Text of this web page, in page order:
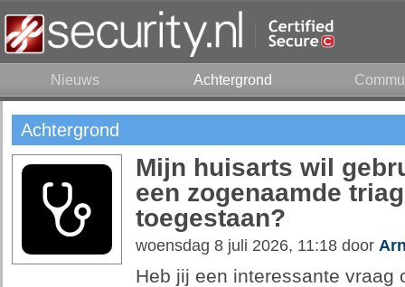
Nieuws Achtergrond
Achtergrond
Mijn huisarts wil
een zogenaamde
toegestaan?
woensdag 8 juli 2026, 11:18 door
Heb jij een interessante vraag